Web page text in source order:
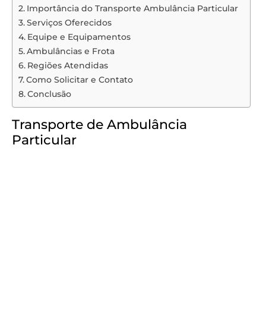
Importância do Transporte Ambulância Particular
Serviços Oferecidos
Equipe e Equipamentos
Ambulâncias e Frota
Regiões Atendidas
Como Solicitar e Contato
Conclusão
Transporte de Ambulância
Particular